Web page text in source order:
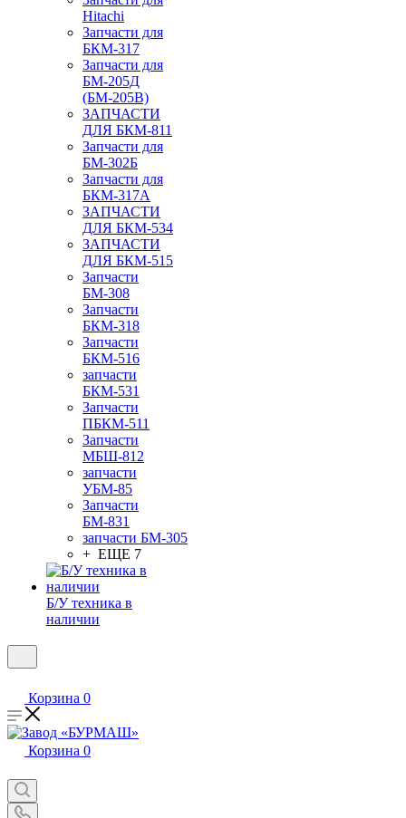
Hitachi
Запчасти для
БКМ-317
Запчасти для
БМ-205Д
(БМ-205В)
ЗАПЧАСТИ
ДЛЯ БКМ-811
Запчасти для
БМ-302Б
Запчасти для
БКМ-317А
ЗАПЧАСТИ
ДЛЯ БКМ-534
ЗАПЧАСТИ
ДЛЯ БКМ-515
Запчасти
БМ-308
Запчасти
БКМ-318
Запчасти
БКМ-516
запчасти
БКМ-531
Запчасти
ПБКМ-511
Запчасти
МБШ-812
запчасти
УБМ-85
Запчасти
БМ-831
запчасти БМ-305
+ ЕЩЕ 7
Б/У техника в
наличии
Корзина 0
Корзина 0